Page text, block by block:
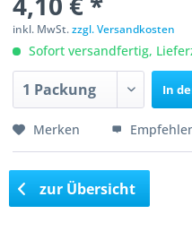
inkl. MwSt.zzgl. Versandkosten
Sofort versandfertig,
In
Merken
zur Übersicht